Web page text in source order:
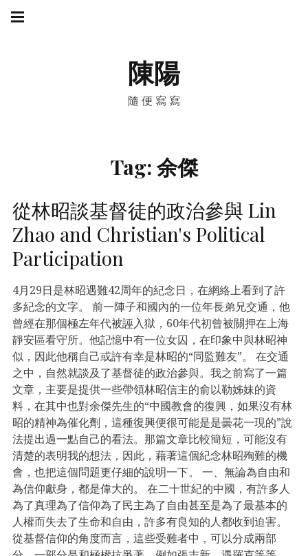
Skip
陳陽
隨便寫寫
navigation
Tag: 余傑
從林昭談基督徒的政治參與 Lin
Zhao and Christian's Political
Participation
4月29日是林昭遇難42周年的紀念日，在網絡上看到了許
多紀念的文字。 前一陣子和國內的一位年長弟兄交通，他
曾經在那個極左年代被誣入獄，60年代初曾被關押在上海
靜安區看守所。他記憶中有一位女囚，在印象中與林昭神
似，因此他稱自己或許有幸是林昭的“同監難友”。 在交通
之中，自然就談及了基督徒的政治參與。我之前寫了一篇
文章，主要是提供一些帶領林昭信主的俞以勒姊妹的資
料，在其中也對余傑先生的“中國教會的復興，如果沒有林
昭的精神為催化劑，這種復興便很可能是是曇花一現的”說
法提出過一點自己的看法。那篇文章比較簡短，可能沒有
清楚的表明我的想法，因此，藉著這個紀念林昭殉難的機
會，也把這個問題更仔細的說明一下。 一、無論為自由和
為信仰獻身，都是偉大的。 在二十世紀的中國，有許多人
為了真理為了信仰為了民主為了自由甚至是為了最基本的
人權而失去了生命和自由，許多有良知的人都收到迫害。
從基督信仰的角度而言，這些受難者中，可以分成兩部